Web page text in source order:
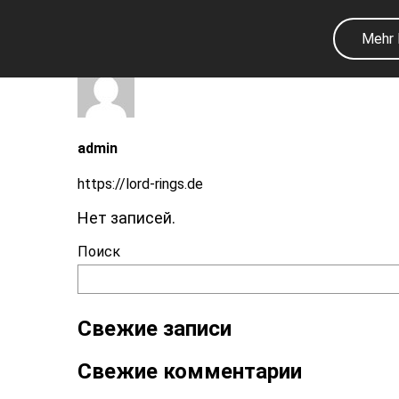
Mehr
admin
https://lord-rings.de
Нет записей.
Поиск
Свежие записи
Свежие комментарии